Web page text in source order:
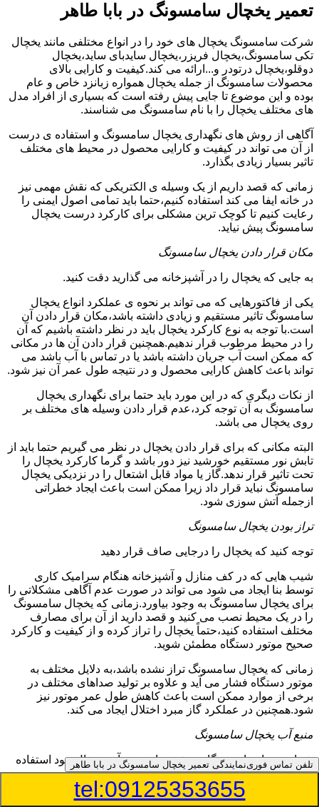
تعمیر یخچال سامسونگ در بابا طاهر
شرکت سامسونگ یخچال های خود را در انواع مختلفی مانند یخچال
تکی سامسونگ،یخچال فریزر،یخچال سایدبای ساید،یخچال
دوقلو،یخچال درتودر و...ارائه می کند.کیفیت و کارایی بالای
محصولات سامسونگ از جمله یخچال همواره زبانزد خاص و عام
بوده و این موضوع تا جایی پیش رفته است که بسیاری از افراد مدل
های مختلف یخچال را با نام سامسونگ می شناسند.
آگاهی از روش های نگهداری یخچال سامسونگ و استفاده ی درست
از آن می تواند در کیفیت و کارایی محصول در محیط های مختلف
تاثیر بسیار زیادی بگذارد.
زمانی که قصد داریم از یک وسیله ی الکتریکی که نقش مهمی نیز
در خانه ایفا می کند استفاده کنیم،حتما باید تمامی اصول ایمنی را
رعایت کنیم تا کوچک ترین مشکلی برای کارکرد درست یخچال
سامسونگ پیش نیاید.
مکان قرار دادن یخچال سامسونگ
به جایی که یخچال را در آشپزخانه می گذارید دقت کنید.
یکی از فاکتورهایی که می تواند بر نحوه ی عملکرد انواع یخچال
سامسونگ تاثیر مستقیم و زیادی داشته باشد،مکان قرار دادن آن
است.با توجه به نوع کارکرد یخچال باید در نظر داشته باشیم که آن
را در محیط مرطوب قرار ندهیم.همچنین قرار دادن آن ها در مکانی
که ممکن است آب جریان داشته باشد یا در تماس با آب باشد می
تواند باعث کاهش کارایی محصول و در نتیجه طول عمر آن نیز شود.
از نکات دیگری که در این مورد باید حتما برای نگهداری یخچال
سامسونگ به آن توجه کرد،عدم قرار دادن وسیله های مختلف بر
روی یخچال می باشد.
البته مکانی که برای قرار دادن یخچال در نظر می گیریم حتما باید از
تابش نور مستقیم خورشید نیز دور باشد و گرما کارکرد یخچال را
تحت تاثیر قرار ندهد.گاز یا مواد قابل اشتعال را در نزدیکی یخچال
سامسونگ نباید قرار داد زیرا ممکن است باعث ایجاد خطراتی
ازجمله آتش سوزی شود.
تراز بودن یخچال سامسونگ
توجه کنید که یخچال را درجایی صاف قرار دهید
شیب هایی که در کف منازل و آشپزخانه هنگام سرامیک کاری
توسط بنا ایجاد می شود می تواند در صورت عدم آگاهی مشکلاتی را
برای یخچال سامسونگ به وجود بیاورد.زمانی که یخچال سامسونگ
را در یک محیط نصب می کنید و قصد دارید از آن برای مصارف
مختلف استفاده کنید،حتماً یخچال را تراز کرده و از کیفیت و کارکرد
صحیح موتور دستگاه مطمئن شوید.
زمانی که یخچال سامسونگ تراز نشده باشد،به دلایل مختلف به
موتور دستگاه فشار می آید و علاوه بر تولید صداهای مختلف در
برخی از موارد ممکن است باعث کاهش طول عمر موتور نیز
شود.همچنین در عملکرد گاز مبرد اختلال ایجاد می کند.
منبع آب یخچال سامسونگ
شما می توانید از دستگاه تصفیه برای منبع آب یخچال خود استفاده
کنید
در دفترچه راهنمای یخچال سامسونگ قسمت ویژه ای به منبع آب
تلفن تماس فورینمایندگی تعمیر یخچال سامسونگ در بابا طاهر
tel:09125353655